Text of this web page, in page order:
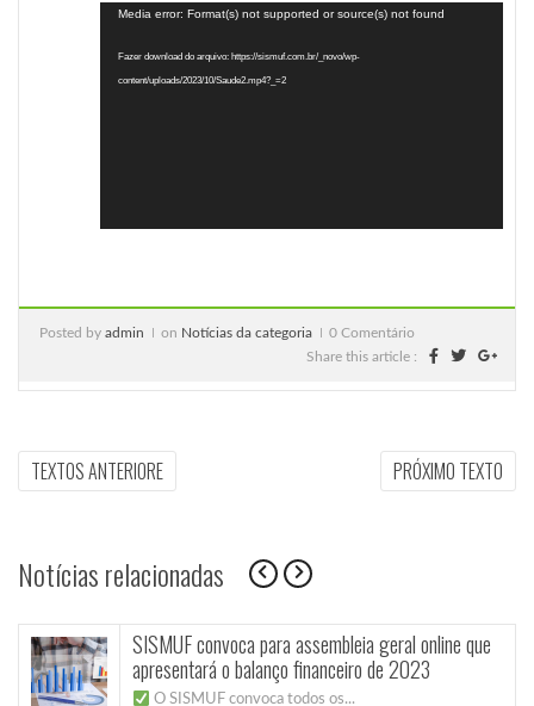
Tocador
vídeo
Media error: Format(s) not supported or source(s) not found
Fazer download do arquivo: https://sismuf.com.br/_novo/wp-
content/uploads/2023/10/Saude2.mp4?_=2
Posted by admin on Notícias da categoria
0 Comentário
Share this article :
Navegação
Post
TEXTOS ANTERIOREPREVIOUS
ARTICLE:
PRÓXIMO TEXTO
Notícias relacionadas
SISMUF convoca para assembleia geral online que
apresentará o balanço financeiro de 2023
O SISMUF convoca todos os...